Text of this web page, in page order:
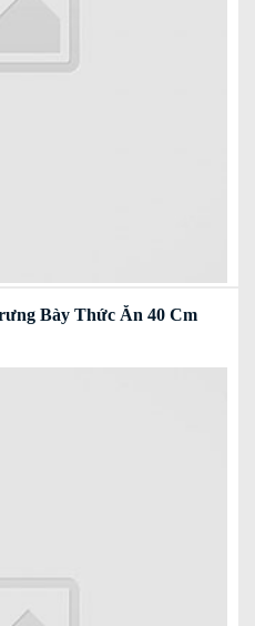
more
Bày Thức Ăn 40 Cm